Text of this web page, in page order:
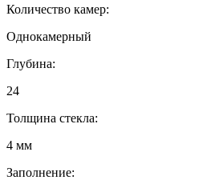
Количество камер:
Однокамерный
Глубина:
24
Толщина стекла:
4 мм
Заполнение: